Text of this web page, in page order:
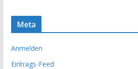
Meta
Anmelden
Eintrags-Feed